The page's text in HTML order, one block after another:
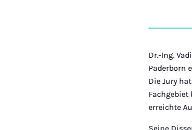
Dr.-Ing.
Paderborn
Die Jury
Fachgebiet
erreichte